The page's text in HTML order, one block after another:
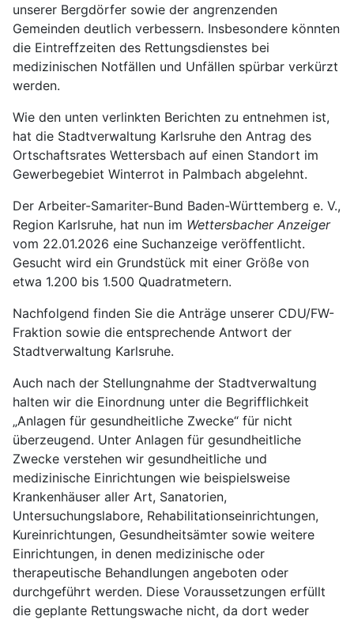
unserer Bergdörfer sowie der angrenzenden
Gemeinden deutlich verbessern. Insbesondere könnten
die Eintreffzeiten des Rettungsdienstes bei
medizinischen Notfällen und Unfällen spürbar verkürzt
werden.
Wie den unten verlinkten Berichten zu entnehmen ist,
hat die Stadtverwaltung Karlsruhe den Antrag des
Ortschaftsrates Wettersbach auf einen Standort im
Gewerbegebiet Winterrot in Palmbach abgelehnt.
Der Arbeiter-Samariter-Bund Baden-Württemberg e. V.,
Region Karlsruhe, hat nun im Wettersbacher Anzeiger
vom 22.01.2026 eine Suchanzeige veröffentlicht.
Gesucht wird ein Grundstück mit einer Größe von
etwa 1.200 bis 1.500 Quadratmetern.
Nachfolgend finden Sie die Anträge unserer CDU/FW-
Fraktion sowie die entsprechende Antwort der
Stadtverwaltung Karlsruhe.
Auch nach der Stellungnahme der Stadtverwaltung
halten wir die Einordnung unter die Begrifflichkeit
„Anlagen für gesundheitliche Zwecke“ für nicht
überzeugend. Unter Anlagen für gesundheitliche
Zwecke verstehen wir gesundheitliche und
medizinische Einrichtungen wie beispielsweise
Krankenhäuser aller Art, Sanatorien,
Untersuchungslabore, Rehabilitationseinrichtungen,
Kureinrichtungen, Gesundheitsämter sowie weitere
Einrichtungen, in denen medizinische oder
therapeutische Behandlungen angeboten oder
durchgeführt werden. Diese Voraussetzungen erfüllt
die geplante Rettungswache nicht, da dort weder